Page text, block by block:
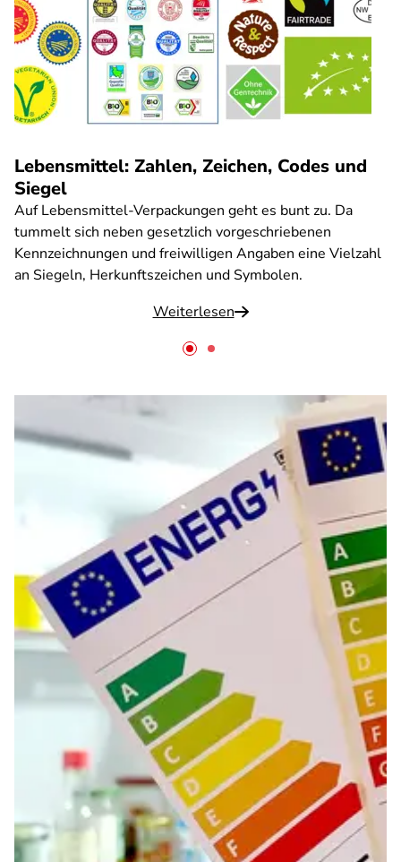
Lebensmittel: Zahlen, Zeichen, Codes und
Siegel
Auf Lebensmittel-Verpackungen geht es bunt zu. Da
tummelt sich neben gesetzlich vorgeschriebenen
Kennzeichnungen und freiwilligen Angaben eine Vielzahl
an Siegeln, Herkunftszeichen und Symbolen.
Weiterlesen